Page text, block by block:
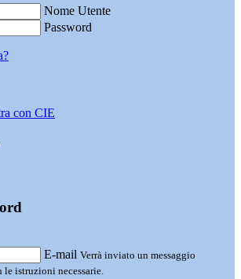
Nome Utente
Password
con CIE
E-mail Verrà inviato un messaggio
istruzioni necessarie.